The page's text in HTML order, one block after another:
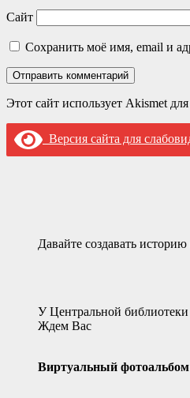
Сайт
Сохранить моё имя, email и
Этот сайт использует Akismet
Версия сайта для
Давайте создавать историю
У Центральной
Ждем Вас
Виртуальный